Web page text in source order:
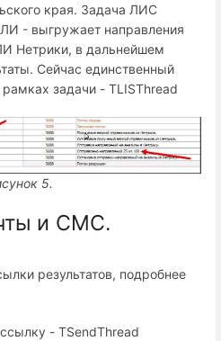
края. Задача ЛИС
- выгружает направления
Нетрики, в дальнейшем
Сейчас единственный
задачи - TLISThread
5.
и СМС.
результатов, подробнее
- TSendThread